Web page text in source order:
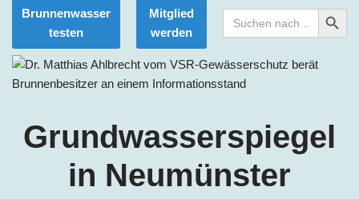
Brunnenwasser
testen
Mitglied
werden
Search
for:
Search Button
Grundwasserspiegel
in Neumünster